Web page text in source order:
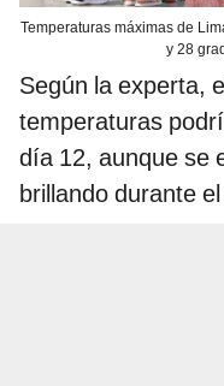
Temperaturas máximas de
y 28
Según la experta,
temperaturas
día 12, aunque se
brillando durante